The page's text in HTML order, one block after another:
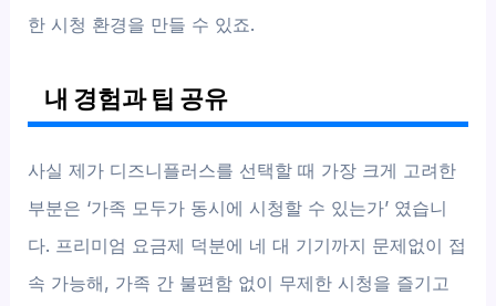
한 시청 환경을 만들 수 있죠.
내 경험과 팁 공유
사실 제가 디즈니플러스를 선택할 때 가장 크게 고려한
부분은 ‘가족 모두가 동시에 시청할 수 있는가’ 였습니
다. 프리미엄 요금제 덕분에 네 대 기기까지 문제없이 접
속 가능해, 가족 간 불편함 없이 무제한 시청을 즐기고